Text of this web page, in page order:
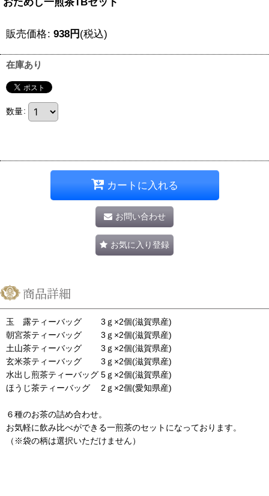
販売価格: 938円(税込)
在庫あり
数量:
カートに入れる
お問い合わせ
お気に入り登録
商品詳細
玉 露ティーバッグ 3ｇ×2個(滋賀県産)
朝宮茶ティーバッグ 3ｇ×2個(滋賀県産)
土山茶ティーバッグ 3ｇ×2個(滋賀県産)
玄米茶ティーバッグ 3ｇ×2個(滋賀県産)
水出し煎茶ティーバッグ 5ｇ×2個(滋賀県産)
ほうじ茶ティーバッグ 2ｇ×2個(愛知県産)
６種のお茶の詰め合わせ。
お気軽に飲み比べができる一煎茶のセットになっております。
（※袋の柄は選択いただけません）